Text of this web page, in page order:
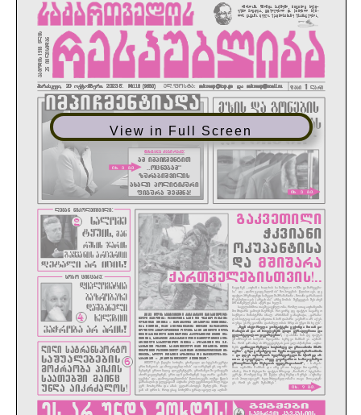
View in Full Screen